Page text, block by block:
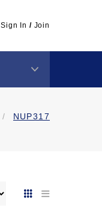
Sign In / Join
/ NUP317